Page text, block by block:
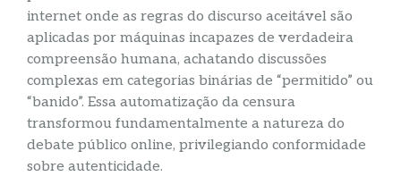
internet onde as regras do discurso aceitável são
aplicadas por máquinas incapazes de verdadeira
compreensão humana, achatando discussões
complexas em categorias binárias de “permitido” ou
“banido”. Essa automatização da censura
transformou fundamentalmente a natureza do
debate público online, privilegiando conformidade
sobre autenticidade.